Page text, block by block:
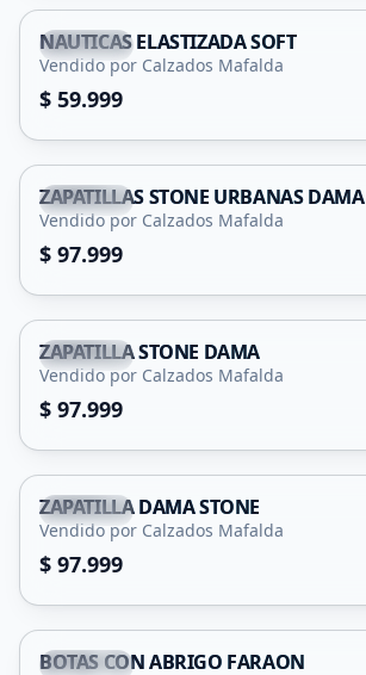
Capital
NAUTICAS ELASTIZADA SOFT
Vendido por Calzados Mafalda
$ 59.999
Capital
ZAPATILLAS STONE URBANAS DAMA
Vendido por Calzados Mafalda
$ 97.999
Capital
ZAPATILLA STONE DAMA
Vendido por Calzados Mafalda
$ 97.999
Capital
ZAPATILLA DAMA STONE
Vendido por Calzados Mafalda
$ 97.999
Capital
BOTAS CON ABRIGO FARAON